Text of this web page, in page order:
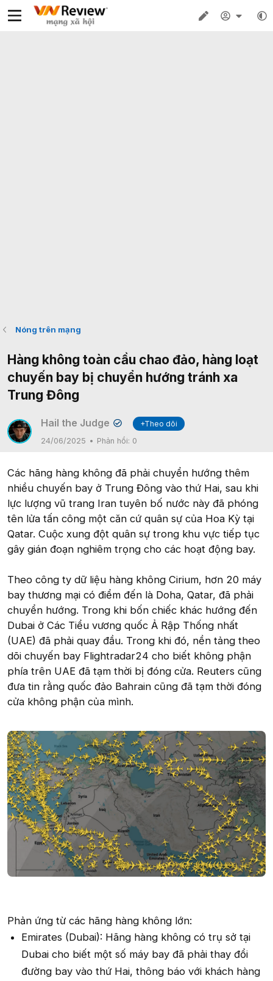
Nóng trên mạng
Hàng không toàn cầu chao đảo, hàng loạt
chuyến bay bị chuyển hướng tránh xa
Trung Đông
Hail the Judge ✔
+Theo dõi
24/06/2025
Phản hồi: 0
Các hãng hàng không đã phải chuyển hướng thêm
nhiều chuyến bay ở Trung Đông vào thứ Hai, sau khi
lực lượng vũ trang Iran tuyên bố nước này đã phóng
tên lửa tấn công một căn cứ quân sự của Hoa Kỳ tại
Qatar. Cuộc xung đột quân sự trong khu vực tiếp tục
gây gián đoạn nghiêm trọng cho các hoạt động bay.
Theo công ty dữ liệu hàng không Cirium, hơn 20 máy
bay thương mại có điểm đến là Doha, Qatar, đã phải
chuyển hướng. Trong khi bốn chiếc khác hướng đến
Dubai ở Các Tiểu vương quốc Ả Rập Thống nhất
(UAE) đã phải quay đầu. Trong khi đó, nền tảng theo
dõi chuyến bay Flightradar24 cho biết không phận
phía trên UAE đã tạm thời bị đóng cửa. Reuters cũng
đưa tin rằng quốc đảo Bahrain cũng đã tạm thời đóng
cửa không phận của mình.
Phản ứng từ các hãng hàng không lớn:
Emirates (Dubai): Hãng hàng không có trụ sở tại
Dubai cho biết một số máy bay đã phải thay đổi
đường bay vào thứ Hai, thông báo với khách hàng